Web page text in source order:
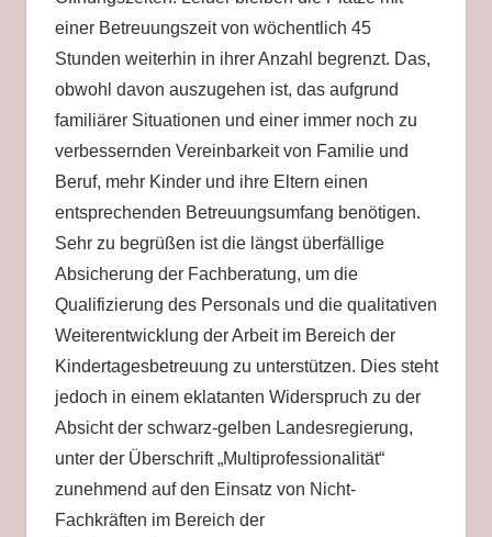
einer Betreuungszeit von wöchentlich 45
Stunden weiterhin in ihrer Anzahl begrenzt. Das,
obwohl davon auszugehen ist, das aufgrund
familiärer Situationen und einer immer noch zu
verbessernden Vereinbarkeit von Familie und
Beruf, mehr Kinder und ihre Eltern einen
entsprechenden Betreuungsumfang benötigen.
Sehr zu begrüßen ist die längst überfällige
Absicherung der Fachberatung, um die
Qualifizierung des Personals und die qualitativen
Weiterentwicklung der Arbeit im Bereich der
Kindertagesbetreuung zu unterstützen. Dies steht
jedoch in einem eklatanten Widerspruch zu der
Absicht der schwarz-gelben Landesregierung,
unter der Überschrift „Multiprofessionalität“
zunehmend auf den Einsatz von Nicht-
Fachkräften im Bereich der